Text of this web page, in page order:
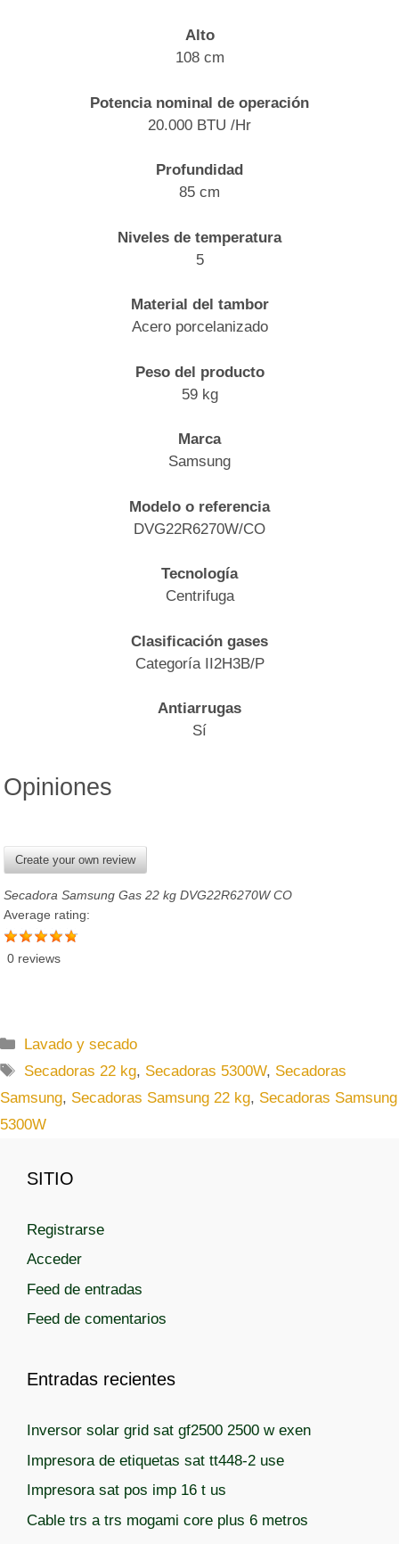
Alto
108 cm
Potencia nominal de operación
20.000 BTU /Hr
Profundidad
85 cm
Niveles de temperatura
5
Material del tambor
Acero porcelanizado
Peso del producto
59 kg
Marca
Samsung
Modelo o referencia
DVG22R6270W/CO
Tecnología
Centrifuga
Clasificación gases
Categoría II2H3B/P
Antiarrugas
Sí
Opiniones
Create your own review
Secadora Samsung Gas 22 kg DVG22R6270W CO
Average rating:
0 reviews
C
a
e
g
r
a
Lavado y secado
E
t
q
e
a
Secadoras 22 kg, Secadoras 5300W, Secadoras
Samsung, Secadoras Samsung 22 kg, Secadoras Samsung
5300W
SITIO
Registrarse
Acceder
Feed de entradas
Feed de comentarios
Entradas recientes
Inversor solar grid sat gf2500 2500 w exen
Impresora de etiquetas sat tt448-2 use
Impresora sat pos imp 16 t us
Cable trs a trs mogami core plus 6 metros